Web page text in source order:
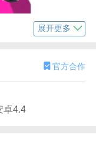
华丽的舞美灯
比帅！上百款流
，还是呆萌小萝
，随你百搭任你
展开更多
官方合作
卓4.4